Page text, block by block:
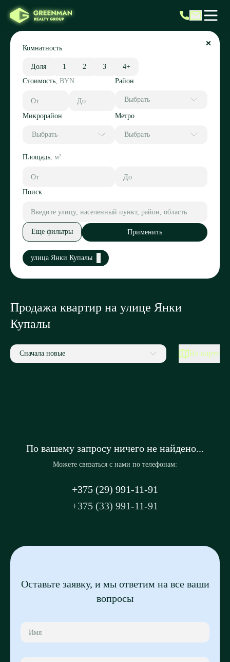
Комнатность
Доля 1 2 3
4+
Стоимость, BYN Район
Выбрать
Микрорайон
Выбрать
Метро
Выбрать
Площадь, м²
Поиск
Еще фильтры Применить
улица Янки Купалы
Продажа квартир на улице Янки
Купалы
Сначала новые На карте
По вашему запросу ничего не найдено...
Можете связаться с нами по телефонам:
+375 (29) 991-11-91
+375 (33) 991-11-91
Оставьте заявку, и мы ответим на все ваши
вопросы